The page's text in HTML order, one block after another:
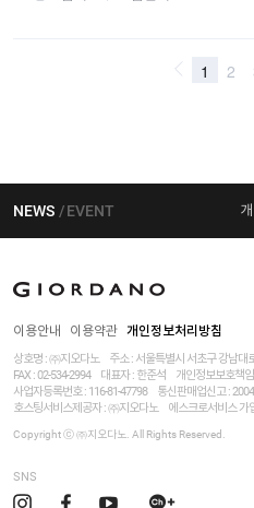
NEWS EVENT
이용안내 이용약관 개인정보처리방침
상호명 : ㈜지오다노
주소 : 서울특별시 서초구 강남대
FAX : 02-534-2994
대표자 : 한준석 개인정보보호책
사업자등록번호 : 116-81-47798
통신판매업신고 :
호스팅서비스제공자 : ㈜지오다노
에스크로서비스 가
Copyright ⓒ ㈜지오다노. All Rights Reserved.
SNS